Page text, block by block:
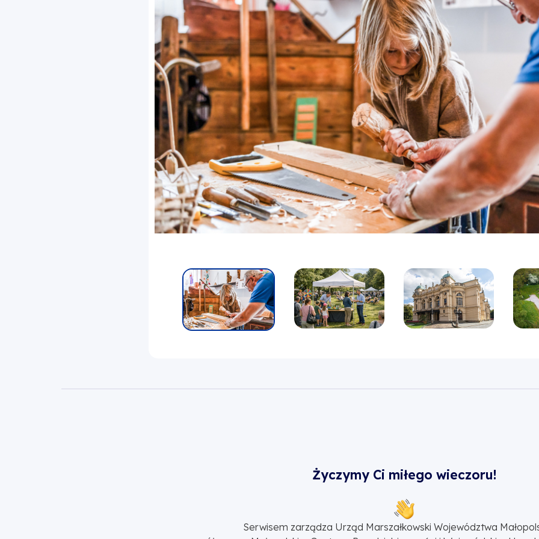
Życzymy Ci miłego wieczoru!
Serwisem zarządza Urząd Marszałkowski Województwa